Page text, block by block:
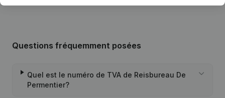
Questions fréquemment posées
Quel est le numéro de TVA de Reisbureau De
Permentier?